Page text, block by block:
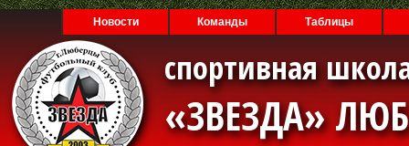
Новости Команды Таблицы
спортивная
«ЗВЕЗДА»